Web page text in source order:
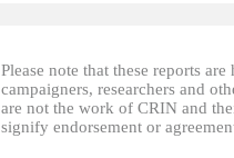
Please note that these reports
campaigners, researchers and
are not the work of CRIN and
signify endorsement or